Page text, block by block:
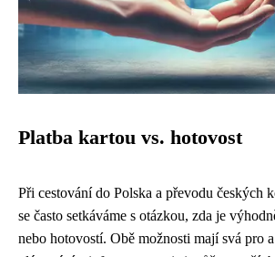
Platba kartou vs. hotovost
Při cestování do Polska a převodu českých
se často setkáváme s otázkou, zda je
nebo hotovostí. Obě možnosti mají svá pro